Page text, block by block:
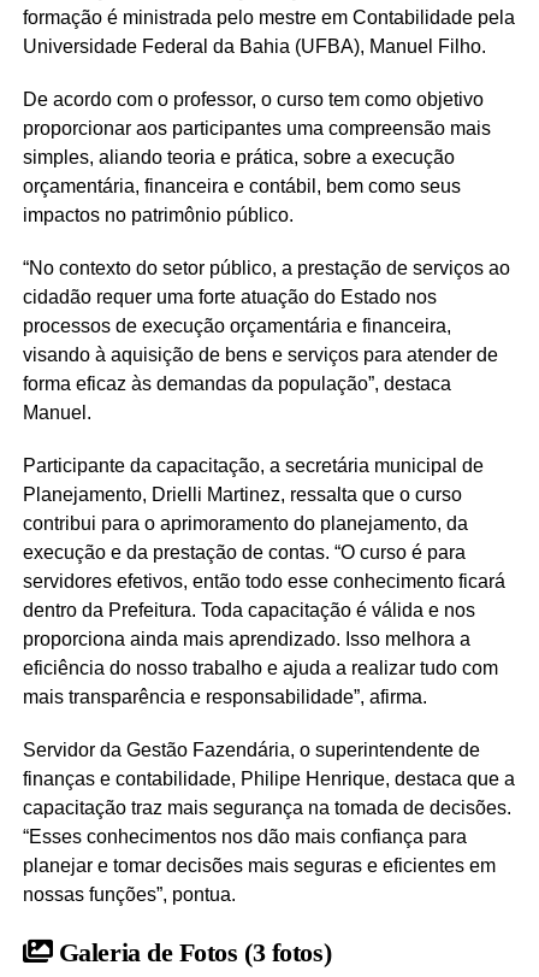
formação é ministrada pelo mestre em Contabilidade pela
Universidade Federal da Bahia (UFBA), Manuel Filho.
De acordo com o professor, o curso tem como objetivo
proporcionar aos participantes uma compreensão mais
simples, aliando teoria e prática, sobre a execução
orçamentária, financeira e contábil, bem como seus
impactos no patrimônio público.
“No contexto do setor público, a prestação de serviços ao
cidadão requer uma forte atuação do Estado nos
processos de execução orçamentária e financeira,
visando à aquisição de bens e serviços para atender de
forma eficaz às demandas da população”, destaca
Manuel.
Participante da capacitação, a secretária municipal de
Planejamento, Drielli Martinez, ressalta que o curso
contribui para o aprimoramento do planejamento, da
execução e da prestação de contas. “O curso é para
servidores efetivos, então todo esse conhecimento ficará
dentro da Prefeitura. Toda capacitação é válida e nos
proporciona ainda mais aprendizado. Isso melhora a
eficiência do nosso trabalho e ajuda a realizar tudo com
mais transparência e responsabilidade”, afirma.
Servidor da Gestão Fazendária, o superintendente de
finanças e contabilidade, Philipe Henrique, destaca que a
capacitação traz mais segurança na tomada de decisões.
“Esses conhecimentos nos dão mais confiança para
planejar e tomar decisões mais seguras e eficientes em
nossas funções”, pontua.
Galeria de Fotos (3 fotos)